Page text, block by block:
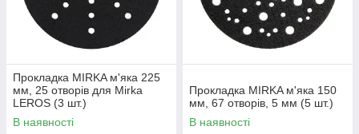
Прокладка MIRKA м'яка 225
мм, 25 отворів для Mirka
LEROS (3 шт.)
В наявності
Прокладка MIRKA м'яка 150
мм, 67 отворів, 5 мм (5 шт.)
В наявності